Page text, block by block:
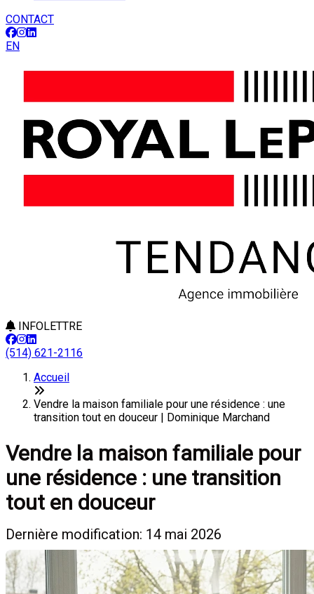
CONTACT
EN
INFOLETTRE
(514) 621-2116
Accueil
Vendre la maison familiale pour une résidence : une
transition tout en douceur | Dominique Marchand
Vendre la maison familiale pour
une résidence : une transition
tout en douceur
Dernière modification: 14 mai 2026